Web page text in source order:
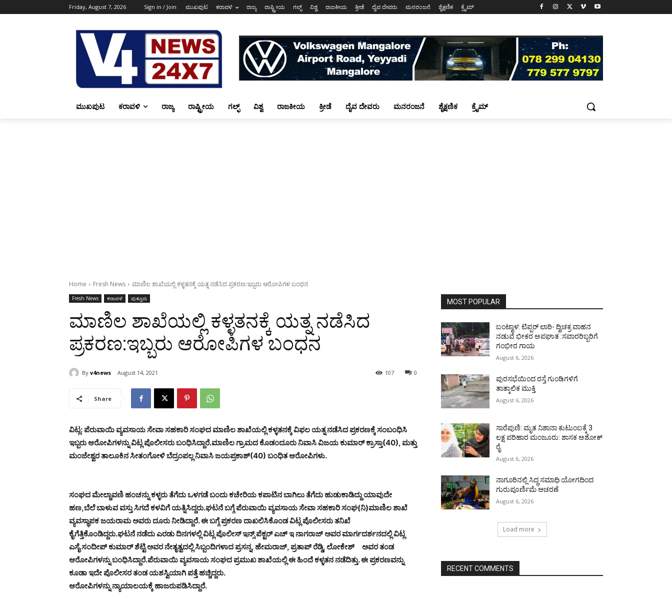
Friday, August 7, 2026 Sign in / Join ಮುಖಪುಟ ಕರಾವಳಿ ರಾಜ್ಯ ರಾಷ್ಟ್ರೀಯ ಗಲ್ಫ್ ವಿಶ್ವ ರಾಜಕೀಯ ಕ್ರೀಡೆ ದೈವ ದೇವರು ಮನರಂಜನೆ ಶೈಕ್ಷಣಿಕ ಕ್ರೈಮ್
ಮುಖಪುಟ ಕರಾವಳಿ ರಾಜ್ಯ ರಾಷ್ಟ್ರೀಯ ಗಲ್ಫ್ ವಿಶ್ವ ರಾಜಕೀಯ ಕ್ರೀಡೆ ದೈವ ದೇವರು ಮನರಂಜನೆ ಶೈಕ್ಷಣಿಕ ಕ್ರೈಮ್
Home Fresh News ಮಾಣಿಲ ಶಾಖೆಯಲ್ಲಿ ಕಳ್ಳತನಕ್ಕೆ ಯತ್ನ ನಡೆಸಿದ ಪ್ರಕರಣ:ಇಬ್ಬರು ಆರೋಪಿಗಳ ಬಂಧನ
Fresh News ಕರಾವಳಿ ಪುತ್ತೂರು
ಮಾಣಿಲ ಶಾಖೆಯಲ್ಲಿ ಕಳ್ಳತನಕ್ಕೆ ಯತ್ನ ನಡೆಸಿದ
ಪ್ರಕರಣ:ಇಬ್ಬರು ಆರೋಪಿಗಳ ಬಂಧನ
By v4news August 14, 2021 0
107
Share
ವಿಟ್ಲ: ಪೆರುವಾಯಿ ವ್ಯವಸಾಯ ಸೇವಾ ಸಹಕಾರಿ ಸಂಘದ ಮಾಣಿಲ ಶಾಖೆಯಲ್ಲಿ ಕಳ್ಳತನಕ್ಕೆ ವಿಫಲ ಯತ್ನ ನಡೆಸಿದ ಪ್ರಕರಣಕ್ಕೆ ಸಂಬಂಧಿಸಿ
ಇಬ್ಬರು ಆರೋಪಿಗಳನ್ನು ವಿಟ್ಲ ಪೊಲೀಸರು ಬಂಧಿಸಿದ್ದಾರೆ.ಮಾಣಿಲ ಗ್ರಾಮದ ಕೊಡಂದೂರು ನಿವಾಸಿ ವಿಜಯ ಕುಮಾರ್ ಕ್ರಾಸ್ತಾ(40), ಮತ್ತು
ಮಂಜೇಶ್ವರ ತಾಲೂಕಿನ ಸೀತಂಗೋಳಿ ಬೆದ್ರಂಪಲ್ಲ ನಿವಾಸಿ ಜಯಪ್ರಕಾಶ್(40) ಬಂಧಿತ ಆರೋಪಿಗಳು.
ಸಂಘದ ಮೇಲ್ಚಾವಣಿ ಹಂಚನ್ನು ಕಳ್ಳರು ತೆಗೆದು ಒಳಗಡೆ ಬಂದು ಕಚೇರಿಯ ಕಪಾಟಿನ ಬಾಗಿಲು ತೆಗೆದು ಹುಡುಕಾಡಿದ್ದು ಯಾವುದೇ
ಹಣ,ಬೆಲೆ ಬಾಳುವ ವಸ್ತು ಸಿಗದೆ ಕಳವಿಗೆ ಯತ್ನಿಸಿದ್ದರು.ಘಟನೆ ಬಗ್ಗೆ ಪೆರುವಾಯಿ ವ್ಯವಸಾಯ ಸೇವಾ ಸಹಕಾರಿ ಸಂಘ(ನಿ)ಮಾಣಿಲ ಶಾಖೆ
ವ್ಯವಸ್ಥಾಪಕ ಜಯರಾಮ ಅವರು ದೂರು ನೀಡಿದ್ದಾರೆ. ಈ ಬಗ್ಗೆ ಪ್ರಕರಣ ದಾಖಲಿಸಿಕೊಂಡ ವಿಟ್ಲ ಪೊಲೀಸರು ತನಿಖೆ
ಕೈಗೆತ್ತಿಕೊಂಡಿದ್ದರು.ಘಟನೆ ನಡೆದು ಎರಡು ದಿನಗಳಲ್ಲಿ ವಿಟ್ಲ ಪೊಲೀಸ್ ಇನ್ಸ್ ಪೆಕ್ಟರ್ ಎಚ್ ಇ ನಾಗರಾಜ್ ಅವರ ಮಾರ್ಗದರ್ಶನದಲ್ಲಿ ವಿಟ್ಲ
ಎಸೈ ಸಂದೀಪ್ ಕುಮಾರ್ ಶೆಟ್ಟಿ ಅವರ ನೇತೃತ್ವದಲ್ಲಿ ಸಿಬ್ಬಂದಿಗಳಾದ ಪ್ರಸನ್ನ, ಹೇಮರಾಜ್, ಪ್ರತಾಪ್ ರೆಡ್ಡಿ, ಲೋಕೇಶ್ ಅವರ ತಂಡ
ಆರೋಪಿಗಳನ್ನು ಬಂಧಿಸಿದ್ದಾರೆ.ಪೆರುವಾಯಿ ವ್ಯವಸಾಯ ಸಂಘದ ಪ್ರಮುಖ ಶಾಖೆಯಲ್ಲಿ ಈ ಹಿಂದೆ ಕಳ್ಳತನ ನಡೆದಿತ್ತು. ಈ ಪ್ರಕರಣವನ್ನು
ಕೂಡಾ ಇದೇ ಪೊಲೀಸರ ತಂಡ ಯಶಸ್ವಿಯಾಗಿ ಪತ್ತೆ ಹಚ್ಚಿದ್ದರು.
ಆರೋಪಿಗಳನ್ನು ನ್ಯಾಯಾಲಯಕ್ಕೆ ಹಾಜರುಪಡಿಸಿದ್ದಾರೆ.
MOST POPULAR
ಬಂಟ್ವಾಳ: ಟಿಪ್ಪರ್ ಲಾರಿ- ದ್ವಿಚಕ್ರ ವಾಹನ
ನಡುವೆ ಭೀಕರ ಅಪಘಾತ :ಸವಾರರಿಬ್ಬರಿಗೆ
ಗಂಭೀರ ಗಾಯ
August 6, 2026
ಪುರಸಭೆಯಿಂದ ರಸ್ತೆ ಗುಂಡಿಗಳಿಗೆ
ತಾತ್ಕಾಲಿಕ ಮುಕ್ತಿ
August 6, 2026
ಸಾರೆಪುಣಿ: ಮೃತ ನಿಶಾನಾ ಕುಟುಂಬಕ್ಕೆ 3
ಲಕ್ಷ ಪರಿಹಾರ ಮಂಜೂರು: ಶಾಸಕ ಅಶೋಕ್
ರೈ
August 6, 2026
ನಾಗೂರಿನಲ್ಲಿ ಸಿದ್ಧ ಸಮಾಧಿ ಯೋಗದಿಂದ
ಗುರುಪೂರ್ಣಿಮೆ ಆಚರಣೆ
August 6, 2026
Load more
RECENT COMMENTS